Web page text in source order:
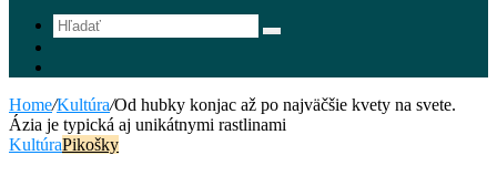
Hľadať
Home/Kultúra/Od hubky konjac až po najväčšie kvety na svete.
Ázia je typická aj unikátnymi rastlinami
KultúraPikošky